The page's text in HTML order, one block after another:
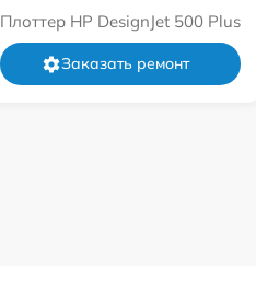
Плоттер HP DesignJet 500 Plus
Заказать ремонт